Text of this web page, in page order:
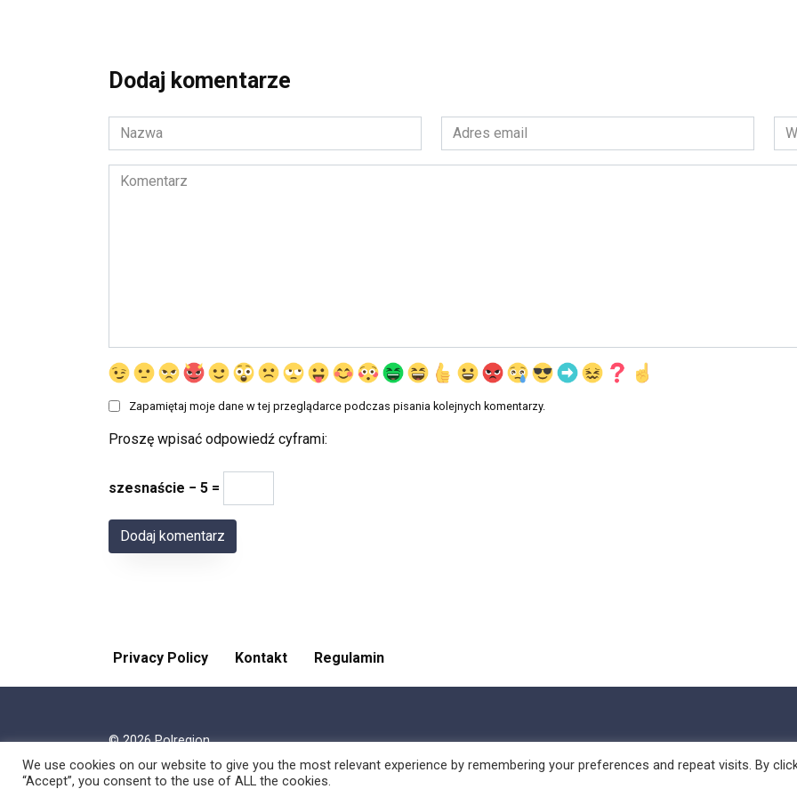
Dodaj komentarze
Nazwa
*
Adres
email
*
Komentarz
Zapamiętaj moje dane w tej przeglądarce podczas pisania kolejnych komentarzy.
Proszę wpisać odpowiedź cyframi:
szesnaście − 5 =
Privacy Policy Kontakt Regulamin
© 2026 Polregion
We use cookies on our website to give you the most relevant experience by remembering your preferences and repeat visits. By
“Accept”, you consent to the use of ALL the cookies.